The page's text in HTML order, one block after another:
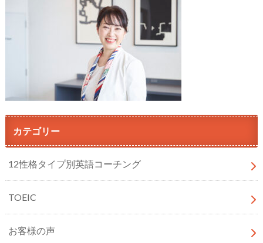
カテゴリー
12性格タイプ別英語コーチング
TOEIC
お客様の声